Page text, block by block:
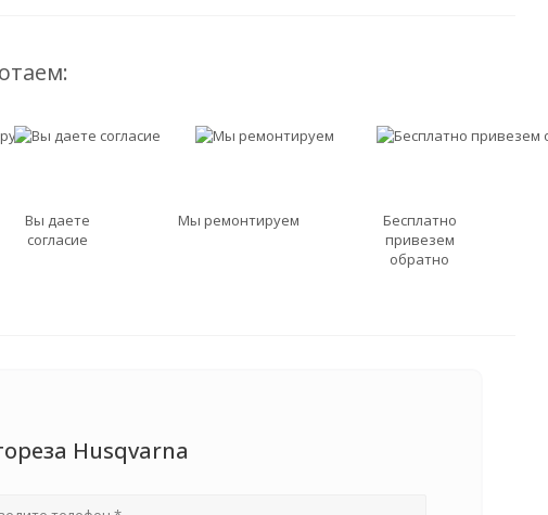
Вы даете
согласие
Мы ремонтируем
Бесплатно
привезем
обратно
Husqvarna